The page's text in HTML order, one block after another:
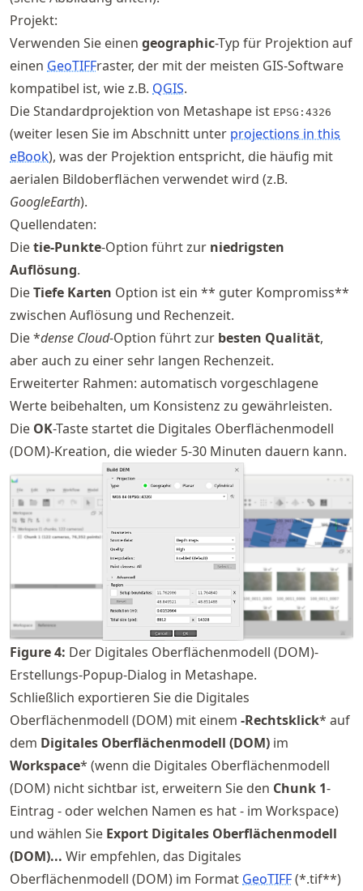
Projekt:
Verwenden Sie einen geographic-Typ für Projektion auf
einen GeoTIFFraster, der mit der meisten GIS-Software
kompatibel ist, wie z.B. QGIS.
Die Standardprojektion von Metashape ist EPSG:4326
(weiter lesen Sie im Abschnitt unter projections in this
eBook), was der Projektion entspricht, die häufig mit
aerialen Bildoberflächen verwendet wird (z.B.
GoogleEarth).
Quellendaten:
Dietie-Punkte-Option führt zur niedrigsten
Auflösung.
DieTiefe Karten Option ist ein ** guter Kompromiss**
zwischen Auflösung und Rechenzeit.
Die *dense Cloud-Option führt zur besten Qualität,
aber auch zu einer sehr langen Rechenzeit.
Erweiterter Rahmen: automatisch vorgeschlagene
Werte beibehalten, um Konsistenz zu gewährleisten.
Die OK-Taste startet die Digitales Oberflächenmodell
(DOM)-Kreation, die wieder 5-30 Minuten dauern kann.
Figure4: Der Digitales Oberflächenmodell (DOM)-
Erstellungs-Popup-Dialog in Metashape.
Schließlich exportieren Sie die Digitales
Oberflächenmodell (DOM) mit einem -Rechtsklick* auf
dem Digitales Oberflächenmodell (DOM) im
Workspace* (wenn die Digitales Oberflächenmodell
(DOM) nicht sichtbar ist, erweitern Sie den Chunk 1-
Eintrag - oder welchen Namen es hat - im Workspace)
und wählen Sie Export Digitales Oberflächenmodell
(DOM)... Wir empfehlen, das Digitales
Oberflächenmodell (DOM) im Format GeoTIFF(*.tif**)